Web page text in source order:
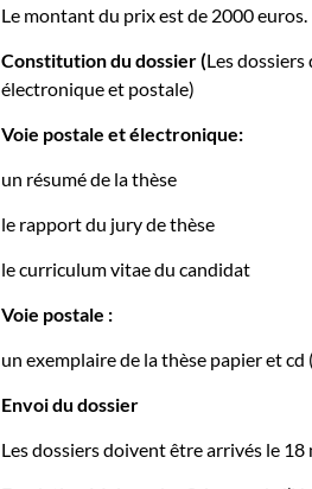
Le montant du prix est de 2000 euros.
Constitution du dossier(Les
électronique et postale)
Voie postale et électronique:
un résumé de la thèse
le rapport du jury de thèse
le curriculum vitae du candidat
Voie postale :
un exemplaire de la thèse papier et cd
Envoi du dossier
Les dossiers doivent être arrivés le 18